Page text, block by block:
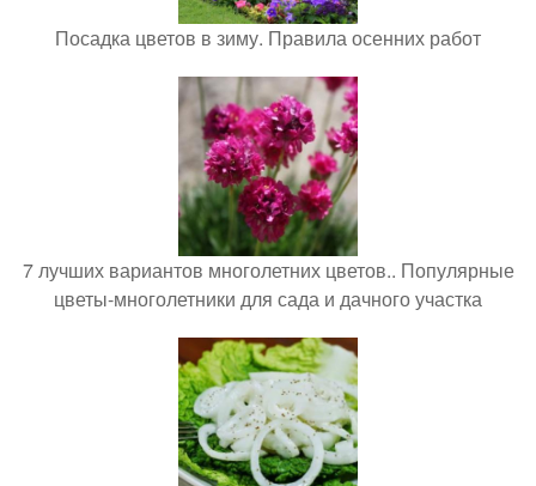
Посадка цветов в зиму. Правила осенних работ
7 лучших вариантов многолетних цветов.. Популярные
цветы-многолетники для сада и дачного участка